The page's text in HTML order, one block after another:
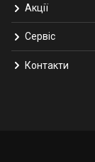
Акції
Сервіс
Контакти